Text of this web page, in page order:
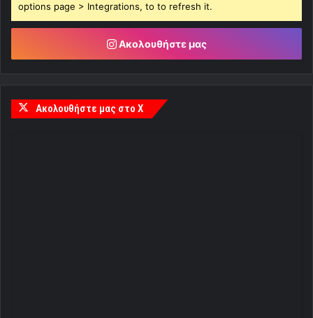
options page > Integrations, to to refresh it.
Ακολουθήστε μας
Ακολουθήστε μας στο X